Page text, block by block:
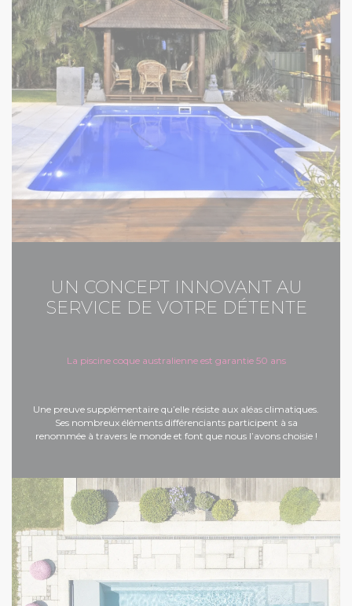
UN CONCEPT INNOVANT AU
SERVICE DE VOTRE DÉTENTE
La piscine coque australienne est garantie 50 ans
Une preuve supplémentaire qu’elle résiste aux aléas climatiques.
Ses nombreux éléments différenciants participent à sa
renommée à travers le monde et font que nous l’avons choisie !